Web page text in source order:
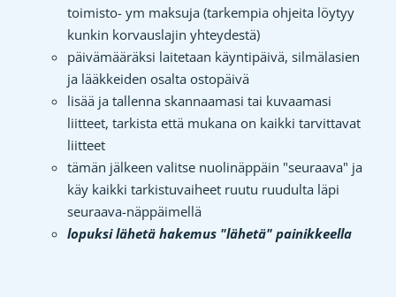
toimisto- ym maksuja (tarkempia ohjeita löytyy
kunkin korvauslajin yhteydestä)
päivämääräksi laitetaan käyntipäivä, silmälasien
ja lääkkeiden osalta ostopäivä
lisää ja tallenna skannaamasi tai kuvaamasi
liitteet, tarkista että mukana on kaikki tarvittavat
liitteet
tämän jälkeen valitse nuolinäppäin "seuraava" ja
käy kaikki tarkistuvaiheet ruutu ruudulta läpi
seuraava-näppäimellä
lopuksi lähetä hakemus "lähetä" painikkeella